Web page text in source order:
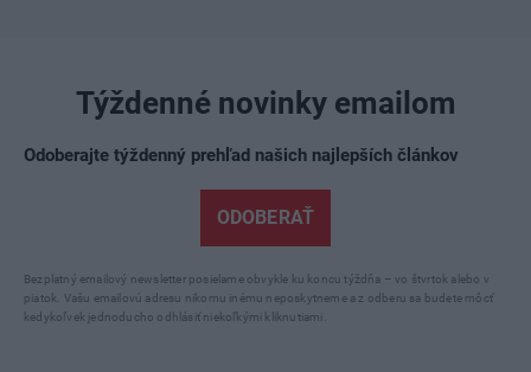
Týždenné novinky emailom
Odoberajte týždenný prehľad našich najlepších článkov
ODOBERAŤ
Bezplatný emailový newsletter posielame obvykle ku koncu týždňa – vo štvrtok alebo v
piatok. Vašu emailovú adresu nikomu inému neposkytneme a z odberu sa budete môcť
kedykoľvek jednoducho odhlásiť niekoľkými kliknutiami.